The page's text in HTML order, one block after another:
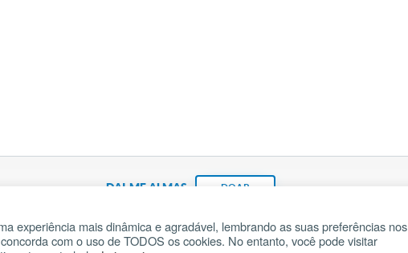
DAI-ME ALMAS DOAR
Fundação João Paulo II Pedido de Oração
experiência mais dinâmica e agradável, lembrando as suas preferências nos
com o uso de TODOS os cookies. No entanto, você pode visitar